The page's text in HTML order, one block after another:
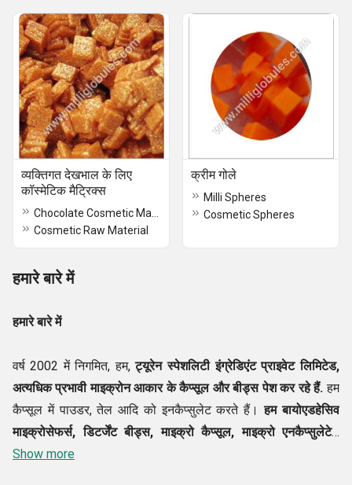
व्यक्तिगत देखभाल के लिए
कॉस्मेटिक मैट्रिक्स
Cosmetic Raw Material
क्रीम गोले
Milli Spheres
Cosmetic Spheres
हमारे बारे में
हमारे बारे में
वर्ष 2002 में निगमित, हम,ट्यूरेन स्पेशलिटी इंग्रेडिएंट प्राइवेट लिमिटेड,
अत्यधिक प्रभावी माइक्रोन आकार के कैप्सूल और बीड्स पेश कर रहे हैं. हम
कैप्सूल में पाउडर, तेल आदि को इनकैप्सुलेट करते हैं।हमबायोएडहेसिव
माइक्रोसेफर्स, डिटर्जेंट बीड्स, माइक्रो कैप्सूल, माइक्रो एनकैप्सुलेटेड
बीड्स एंड मैट्रिक्स मिल्ली ग्लोब्यूल्स, मिल्ली कैप्सूल, स्फेरिकल मैट्रिसेस,
Show more